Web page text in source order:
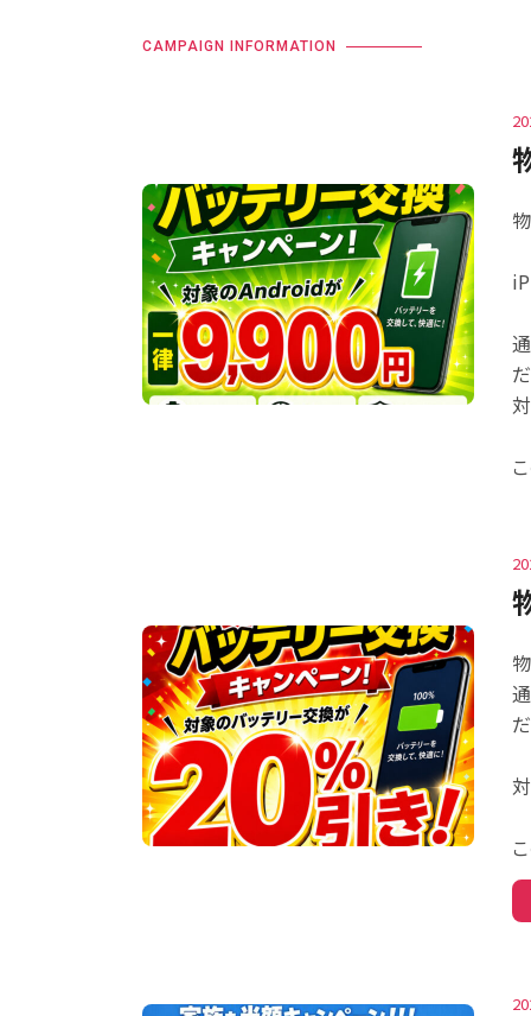
CAMPAIGN INFORMATION